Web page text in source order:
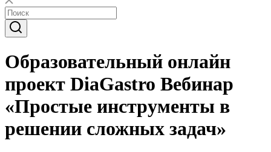
Образовательный онлайн
проект DiaGastro Вебинар
«Простые инструменты в
решении сложных задач»